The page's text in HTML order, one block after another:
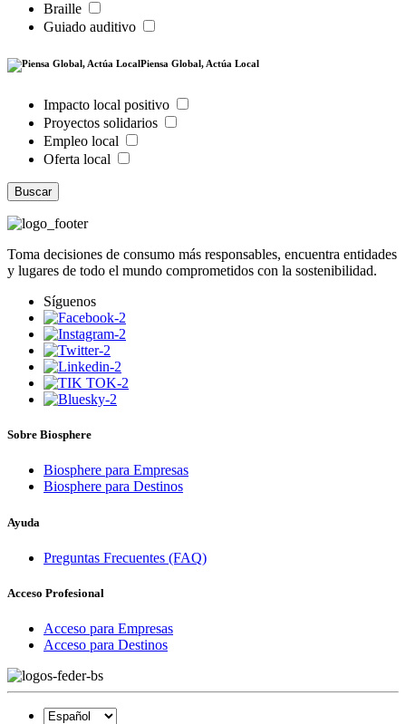
Braille
Guiado auditivo
Piensa Global, Actúa Local
Impacto local positivo
Proyectos solidarios
Empleo local
Oferta local
Buscar
Toma decisiones de consumo más responsables, encuentra entidades
y lugares de todo el mundo comprometidos con la sostenibilidad.
Síguenos
Sobre Biosphere
Biosphere para Empresas
Biosphere para Destinos
Ayuda
Preguntas Frecuentes (FAQ)
Acceso Profesional
Acceso para Empresas
Acceso para Destinos